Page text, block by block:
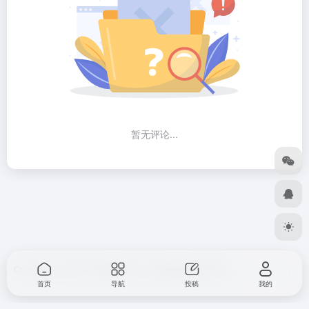
暂无评论...
Copyright © 2026 刘付实用网址大全 OneNav强力驱动
首页 导航 投稿 我的